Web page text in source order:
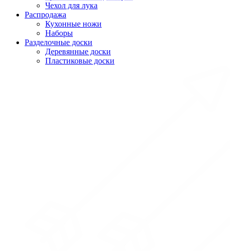
Чехол для лука
Распродажа
Кухонные ножи
Наборы
Разделочные доски
Деревянные доски
Пластиковые доски